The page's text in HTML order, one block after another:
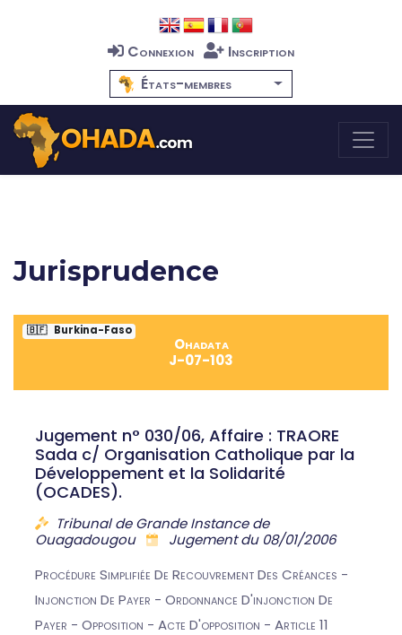
Connexion
Inscription
États-membres
Jurisprudence
🇧🇫 Burkina-Faso
Ohadata
J-07-103
Jugement n° 030/06, Affaire : TRAORE
Sada c/ Organisation Catholique par la
Développement et la Solidarité
(OCADES).
Tribunal de Grande Instance de
Ouagadougou
Jugement du 08/01/2006
Procédure Simplifiée De Recouvrement Des Créances -
Injonction De Payer - Ordonnance D'injonction De
Payer - Opposition - Acte D'opposition - Article 11